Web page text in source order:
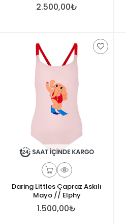
2.500,00₺
Daring Littles Çapraz Askılı
Mayo // Elphy
1.500,00₺